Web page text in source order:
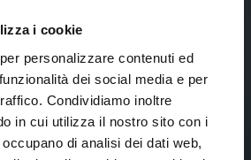
i cookie
personalizzare contenuti ed
dei social media e per
Condividiamo inoltre
in cui utilizza il nostro sito con i
di analisi dei dati web,